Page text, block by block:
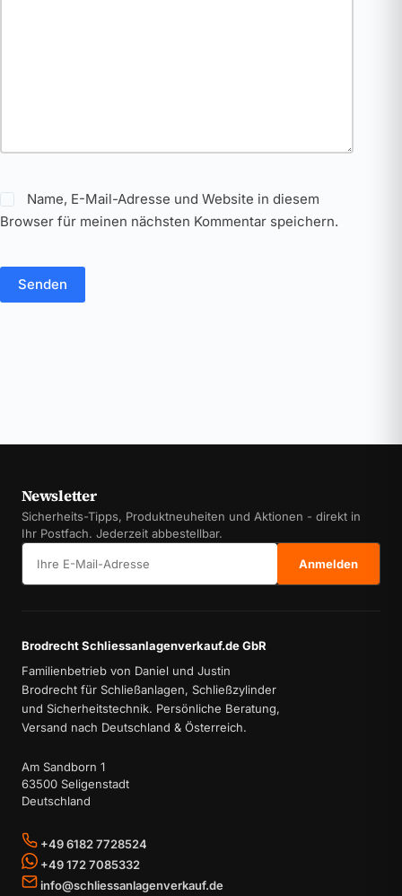
Name, E-Mail-Adresse und Website in diesem
Browser für meinen nächsten Kommentar speichern.
Senden
Newsletter
Sicherheits-Tipps, Produktneuheiten und Aktionen - direkt in
Ihr Postfach. Jederzeit abbestellbar.
Anmelden
Brodrecht Schliessanlagenverkauf.de GbR
Familienbetrieb von Daniel und Justin
Brodrecht für Schließanlagen, Schließzylinder
und Sicherheitstechnik. Persönliche Beratung,
Versand nach Deutschland & Österreich.
Am Sandborn 1
63500 Seligenstadt
Deutschland
+49 6182 7728524
+49 172 7085332
info@schliessanlagenverkauf.de